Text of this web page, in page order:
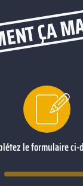
ÇA
le formulaire ci-